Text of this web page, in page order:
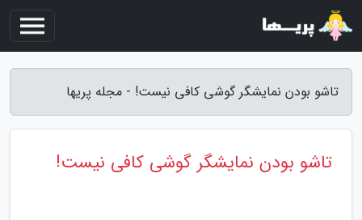
تاشو بودن نمایشگر گوشی کافی نیست! - مجله پریها
تاشو بودن نمایشگر گوشی کافی نیست!